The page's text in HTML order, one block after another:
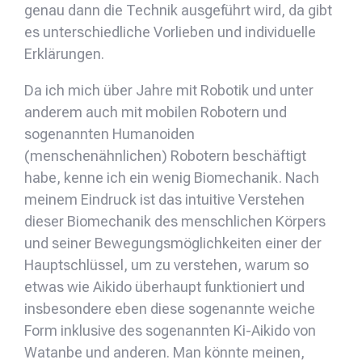
genau dann die Technik ausgeführt wird, da gibt
es unterschiedliche Vorlieben und individuelle
Erklärungen.
Da ich mich über Jahre mit Robotik und unter
anderem auch mit mobilen Robotern und
sogenannten Humanoiden
(menschenähnlichen) Robotern beschäftigt
habe, kenne ich ein wenig Biomechanik. Nach
meinem Eindruck ist das intuitive Verstehen
dieser Biomechanik des menschlichen Körpers
und seiner Bewegungsmöglichkeiten einer der
Hauptschlüssel, um zu verstehen, warum so
etwas wie Aikido überhaupt funktioniert und
insbesondere eben diese sogenannte weiche
Form inklusive des sogenannten Ki-Aikido von
Watanbe und anderen. Man könnte meinen,